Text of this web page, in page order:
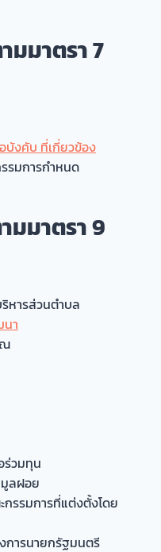
มมาตรา 7
งคับ ที่เกี่ยวข้อง
รมการกำหนด
มมาตรา 9
หารส่วนตำบล
า
ณ
วมทุน
ลฝอย
รรมการที่แต่งตั้งโดย
การนายกรัฐมนตรี